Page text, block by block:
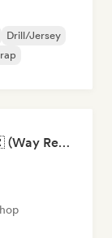
Drill/Jersey
RAP FRANÇAIS 2026 🔥🇫🇷 (Way Records)